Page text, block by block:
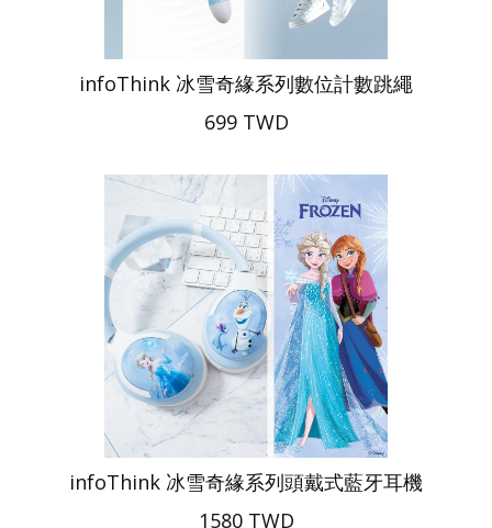
infoThink 冰雪奇緣系列數位計數跳繩
699 TWD
infoThink 冰雪奇緣系列頭戴式藍牙耳機
1580 TWD